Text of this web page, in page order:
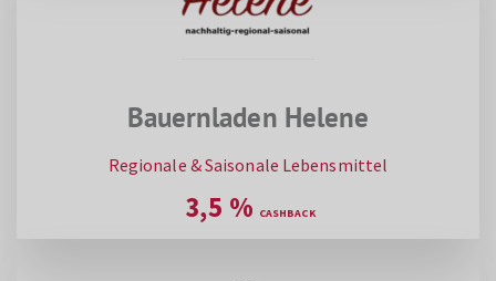
Bauernladen Helene
Regionale & Saisonale Lebensmittel
3,5 %